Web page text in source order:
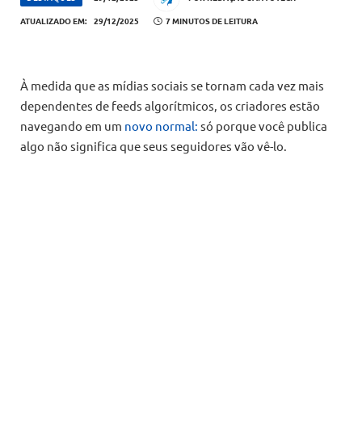
ATUALIZADO EM: 29/12/2025 7 MINUTOS DE LEITURA
À medida que as mídias sociais se tornam cada vez mais
dependentes de feeds algorítmicos, os criadores estão
navegando em um novo normal: só porque você publica
algo não significa que seus seguidores vão vê-lo.